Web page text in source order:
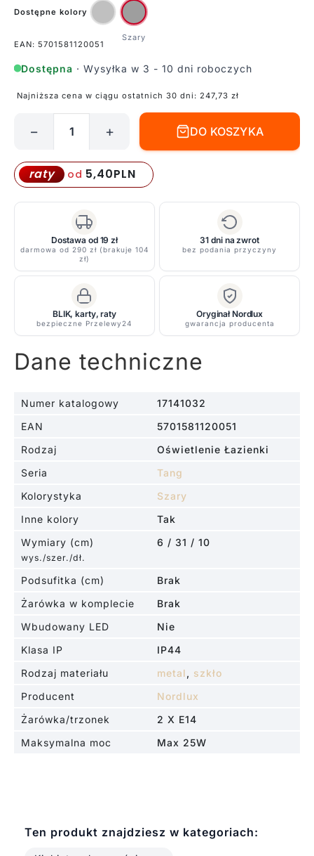
Dostępne kolory
EAN: 5701581120051
Dostępna · Wysyłka w 3 - 10 dni roboczych
Najniższa cena w ciągu ostatnich 30 dni: 247,73 zł
Tangens
Double
ze
szczotkowanej
do
lustra
łazienkowego
− + DO KOSZYKA
raty od 5,40PLN
Dostawa od 19 zł
darmowa od 290 zł (brakuje 104
zł)
31 dni na zwrot
bez podania przyczyny
BLIK, karty, raty
bezpieczne Przelewy24
Oryginał Nordlux
gwarancja producenta
Dane techniczne
Numer katalogowy
17141032
EAN
5701581120051
Rodzaj
Oświetlenie Łazienki
Seria
Tang
Kolorystyka
Szary
Inne kolory
Tak
Wymiary (cm)
wys./szer./dł.
6 / 31 / 10
Podsufitka (cm)
Brak
Żarówka w komplecie
Brak
Wbudowany LED
Nie
Klasa IP
IP44
Rodzaj materiału
metal , szkło
Producent
Nordlux
Żarówka/trzonek
2 X E14
Maksymalna moc
Max 25W
Ten produkt znajdziesz w kategoriach: